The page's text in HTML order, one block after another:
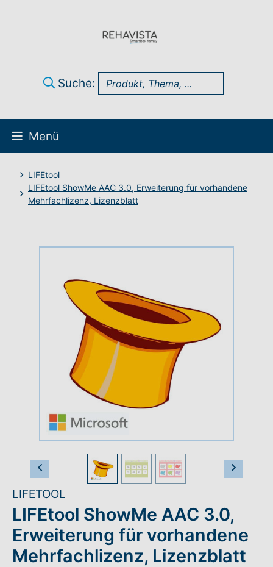
Suche:
Menü
Über uns
UK Infothek
Rundum-Service
Leichte Sprache
Hilfe + Kontakt
Newsletter
Beratungsanfrage
Anmelden
LIFEtool
LIFEtool ShowMe AAC 3.0, Erweiterung für vorhandene
Mehrfachlizenz, Lizenzblatt
Vorheriges Bild
LIFETOOL
LIFEtool ShowMe AAC 3.0,
Erweiterung für vorhandene
Mehrfachlizenz, Lizenzblatt